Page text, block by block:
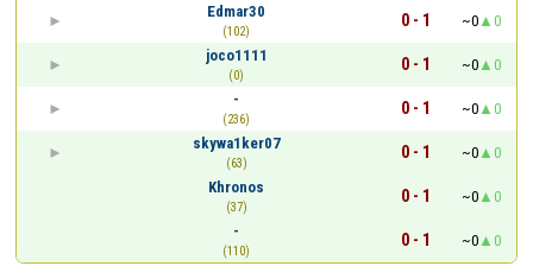
Edmar30
(102)
0 - 1 ~0
0
joco1111
(0)
0 - 1 ~0
0
-
(236)
0 - 1 ~0
0
skywa1ker07
(63)
0 - 1 ~0
0
Khronos
(37)
0 - 1 ~0
0
-
(110)
0 - 1 ~0 0